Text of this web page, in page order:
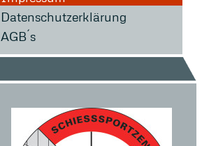
Datenschutzerklärung
AGB´s